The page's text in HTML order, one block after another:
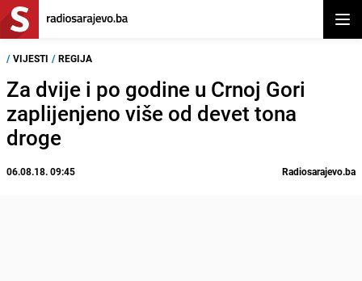
/ VIJESTI / REGIJA
Za dvije i po godine u Crnoj Gori
zaplijenjeno više od devet tona
droge
06.08.18. 09:45 Radiosarajevo.ba